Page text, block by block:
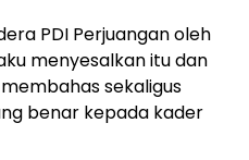
PDI Perjuangan oleh
menyesalkan itu dan
sekaligus
benar kepada kader